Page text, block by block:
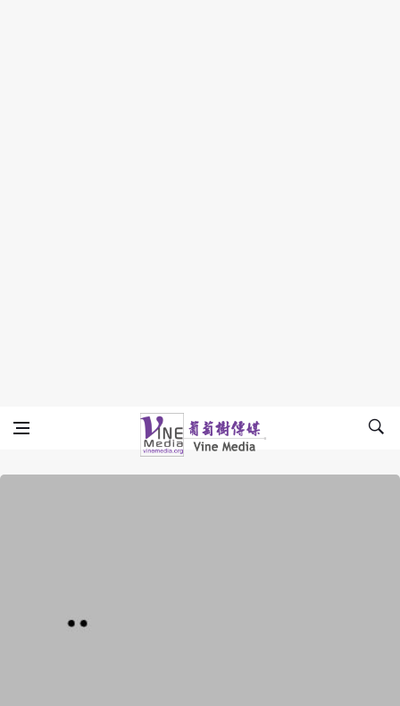
Vine Media
葡萄樹傳媒